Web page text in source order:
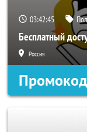
03:42:42
Бесплатный
Россия
Промокод